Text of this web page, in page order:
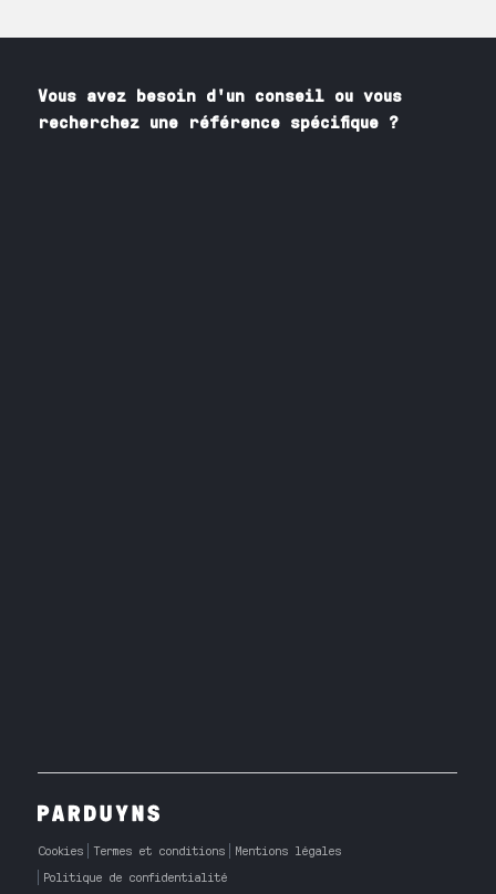
Vous avez besoin d'un conseil ou vous
recherchez une référence spécifique ?
Cookies Termes et conditions
Mentions légales
Politique de confidentialité